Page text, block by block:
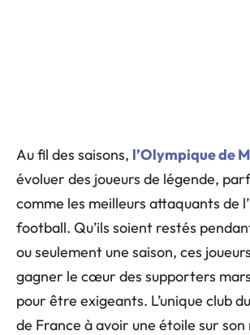
Au fil des saisons, l’Olympique de
évoluer des joueurs de légende,
comme les meilleurs attaquants de
football. Qu’ils soient restés
ou seulement une saison, ces
gagner le cœur des supporters
pour être exigeants. L’unique club
de France à avoir une étoile sur son